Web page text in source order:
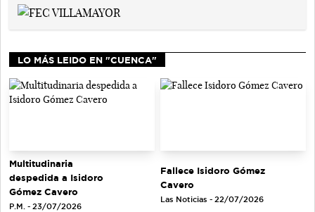
LO MÁS LEIDO EN "CUENCA"
Multitudinaria
despedida a Isidoro
Gómez Cavero
P.M. - 23/07/2026
Fallece Isidoro Gómez
Cavero
Las Noticias - 22/07/2026